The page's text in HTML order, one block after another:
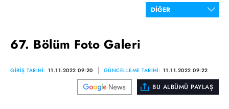
67. Bölüm Foto Galeri
GİRİŞ TARİHİ: 11.11.2022 09:20 GÜNCELLEME TARİHİ: 11.11.2022 09:22
BU ALBÜMÜ PAYLAŞ